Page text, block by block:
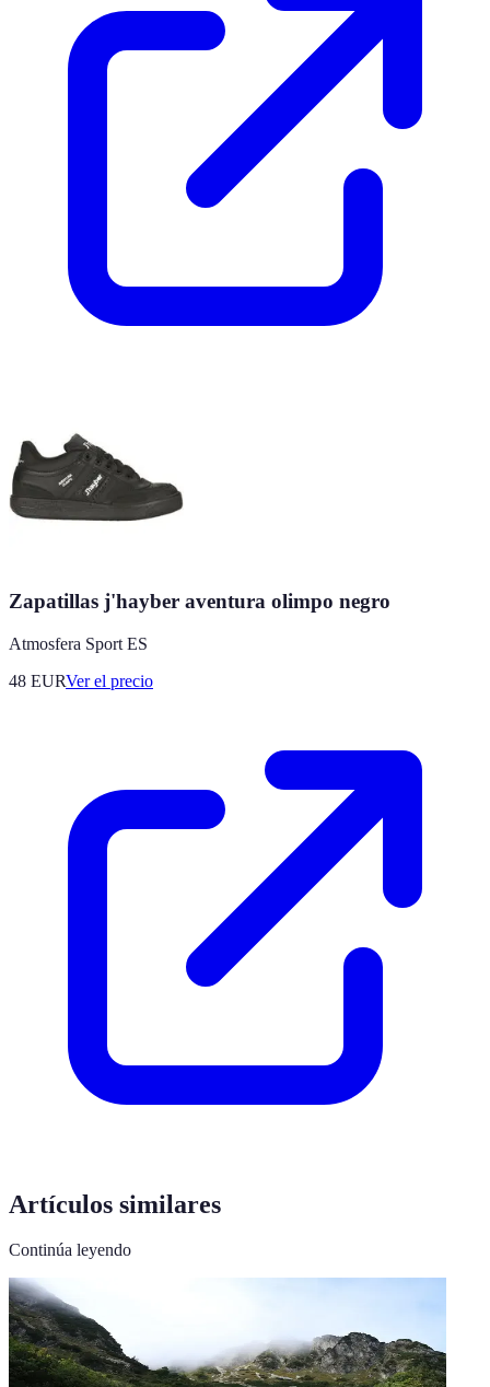
Zapatillas j'hayber aventura olimpo negro
Atmosfera Sport ES
48 EURVer el precio
Artículos similares
Continúa leyendo